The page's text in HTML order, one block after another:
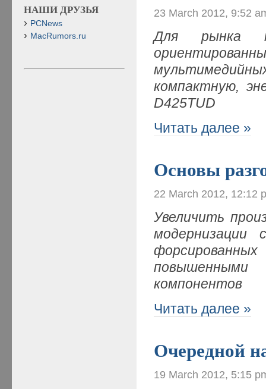
23 March 2012, 9:52
Для рынка
компактную,
D425TUD
Читать далее »
Основы
22 March 2012, 12:12
Увеличить
компонентов
Читать далее »
Очередной
19 March 2012, 5:15
НАШИ ДРУЗЬЯ
PCNews
MacRumors.ru